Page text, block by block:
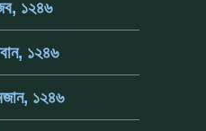
১২৪৬
১২৪৬
১২৪৬